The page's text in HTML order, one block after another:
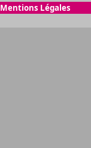
Mentions Légales